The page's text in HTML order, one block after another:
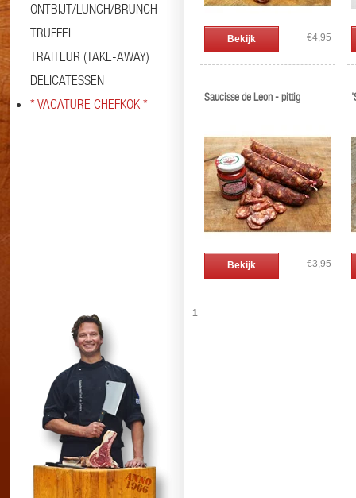
ONTBIJT/LUNCH/BRUNCH
TRUFFEL
TRAITEUR (TAKE-AWAY)
DELICATESSEN
* VACATURE CHEFKOK *
Bekijk €4,95
Saucisse de Leon - pittig
Bekijk €3,95
1